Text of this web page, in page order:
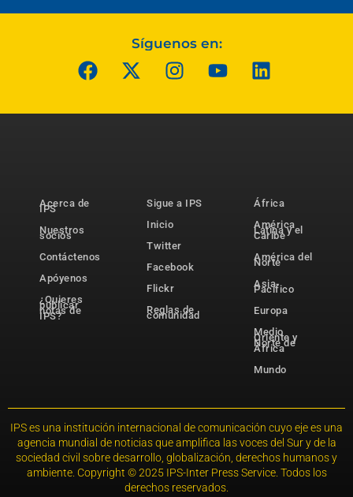
Síguenos en:
Acerca de
IPS
Nuestros
socios
Contáctenos
Apóyenos
¿Quieres
publicar
notas de
IPS?
Sigue a IPS
Inicio
Twitter
Facebook
Flickr
Reglas de
comunidad
África
América
Latina y el
Caribe
América del
Norte
Asia-
Pacífico
Europa
Medio
Oriente y
Norte de
África
Mundo
IPS es una institución internacional de comunicación cuyo eje es una
agencia mundial de noticias que amplifica las voces del Sur y de la
sociedad civil sobre desarrollo, globalización, derechos humanos y
ambiente. Copyright © 2025 IPS-Inter Press Service. Todos los
derechos reservados.